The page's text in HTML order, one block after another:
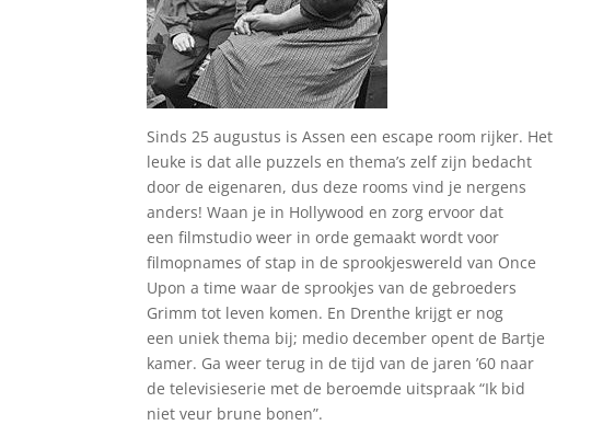
Sinds 25 augustus is Assen een escape room rijker. Het
leuke is dat alle puzzels en thema’s zelf zijn bedacht
door de eigenaren, dus deze rooms vind je nergens
anders! Waan je in Hollywood en zorg ervoor dat
een filmstudio weer in orde gemaakt wordt voor
filmopnames of stap in de sprookjeswereld van Once
Upon a time waar de sprookjes van de gebroeders
Grimm tot leven komen. En Drenthe krijgt er nog
een uniek thema bij; medio december opent de Bartje
kamer. Ga weer terug in de tijd van de jaren ’60 naar
de televisieserie met de beroemde uitspraak “Ik bid
niet veur brune bonen”.